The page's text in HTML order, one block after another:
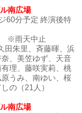
南広場
60分予定 終演後特
※雨天中止
田朱里、斉藤暉、浜
、美笠ゆず、天音
理、藤咲実莉、桃
うみ、南ゆい、桜
の（21人）
南広場